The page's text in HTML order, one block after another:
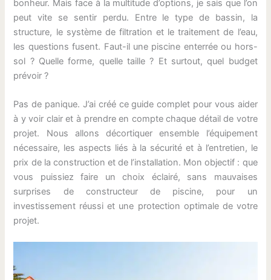
bonheur. Mais face à la multitude d’options, je sais que l’on
peut vite se sentir perdu. Entre le type de bassin, la
structure, le système de filtration et le traitement de l’eau,
les questions fusent. Faut-il une piscine enterrée ou hors-
sol ? Quelle forme, quelle taille ? Et surtout, quel budget
prévoir ?
Pas de panique. J’ai créé ce guide complet pour vous aider
à y voir clair et à prendre en compte chaque détail de votre
projet. Nous allons décortiquer ensemble l’équipement
nécessaire, les aspects liés à la sécurité et à l’entretien, le
prix de la construction et de l’installation. Mon objectif : que
vous puissiez faire un choix éclairé, sans mauvaises
surprises de constructeur de piscine, pour un
investissement réussi et une protection optimale de votre
projet.